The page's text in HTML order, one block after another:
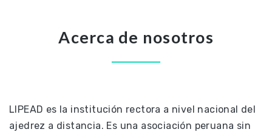
Acerca de nosotros
LIPEAD es la institución rectora a nivel nacional del
ajedrez a distancia. Es una asociación peruana sin